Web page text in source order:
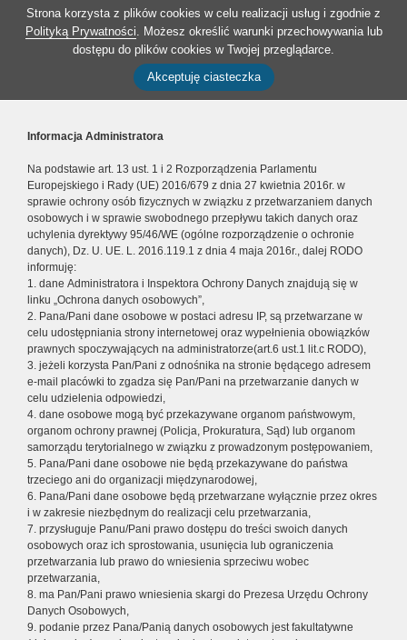
Strona korzysta z plików cookies w celu realizacji usług i zgodnie z
Polityką Prywatności. Możesz określić warunki przechowywania lub
dostępu do plików cookies w Twojej przeglądarce.
Akceptuję ciasteczka
Informacja Administratora
Na podstawie art. 13 ust. 1 i 2 Rozporządzenia Parlamentu
Europejskiego i Rady (UE) 2016/679 z dnia 27 kwietnia 2016r. w
sprawie ochrony osób fizycznych w związku z przetwarzaniem danych
osobowych i w sprawie swobodnego przepływu takich danych oraz
uchylenia dyrektywy 95/46/WE (ogólne rozporządzenie o ochronie
danych), Dz. U. UE. L. 2016.119.1 z dnia 4 maja 2016r., dalej RODO
informuję:
1. dane Administratora i Inspektora Ochrony Danych znajdują się w
linku „Ochrona danych osobowych”,
2. Pana/Pani dane osobowe w postaci adresu IP, są przetwarzane w
celu udostępniania strony internetowej oraz wypełnienia obowiązków
prawnych spoczywających na administratorze(art.6 ust.1 lit.c RODO),
3. jeżeli korzysta Pan/Pani z odnośnika na stronie będącego adresem
e-mail placówki to zgadza się Pan/Pani na przetwarzanie danych w
celu udzielenia odpowiedzi,
4. dane osobowe mogą być przekazywane organom państwowym,
organom ochrony prawnej (Policja, Prokuratura, Sąd) lub organom
samorządu terytorialnego w związku z prowadzonym postępowaniem,
5. Pana/Pani dane osobowe nie będą przekazywane do państwa
trzeciego ani do organizacji międzynarodowej,
6. Pana/Pani dane osobowe będą przetwarzane wyłącznie przez okres
i w zakresie niezbędnym do realizacji celu przetwarzania,
7. przysługuje Panu/Pani prawo dostępu do treści swoich danych
osobowych oraz ich sprostowania, usunięcia lub ograniczenia
przetwarzania lub prawo do wniesienia sprzeciwu wobec
przetwarzania,
8. ma Pan/Pani prawo wniesienia skargi do Prezesa Urzędu Ochrony
Danych Osobowych,
9. podanie przez Pana/Panią danych osobowych jest fakultatywne